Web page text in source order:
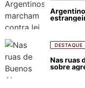
DESTAQUE
Nas ruas
sobre